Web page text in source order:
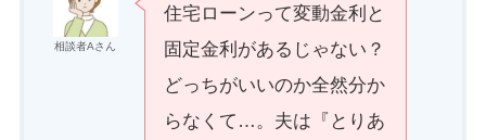
相談者Aさん
住宅ローンって変動金利と
固定金利があるじゃない？
どっちがいいのか全然分か
らなくて…。夫は『とりあ